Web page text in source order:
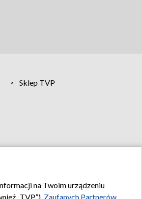
Sklep TVP
na Twoim urządzeniu
„TVP”), Zaufanych Partnerów